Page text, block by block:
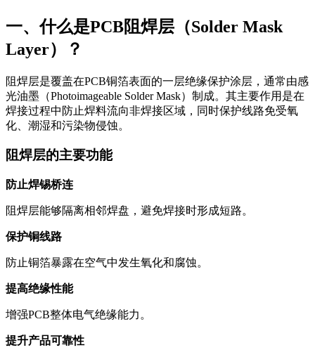
一、什么是PCB阻焊层（Solder Mask
Layer）？
阻焊层是覆盖在PCB铜箔表面的一层绝缘保护涂层，通常由感
光油墨（Photoimageable Solder Mask）制成。其主要作用是在
焊接过程中防止焊料流向非焊接区域，同时保护线路免受氧
化、潮湿和污染物侵蚀。
阻焊层的主要功能
防止焊锡桥连
阻焊层能够隔离相邻焊盘，避免焊接时形成短路。
保护铜线路
防止铜箔暴露在空气中发生氧化和腐蚀。
提高绝缘性能
增强PCB整体电气绝缘能力。
提升产品可靠性